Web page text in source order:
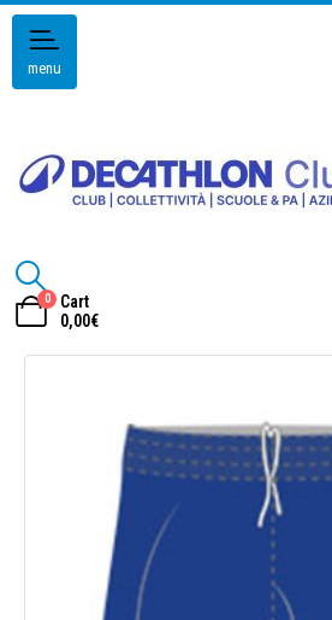
menu
0
Cart
0,00€